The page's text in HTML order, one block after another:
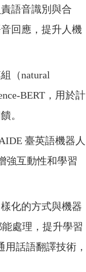
語音識別與合
回應，提升人機
（natural
BERT，用於計
。
臺英語機器人
強互動性和學習
化的方式與機器
處理，提升學習
用話語翻譯技術，